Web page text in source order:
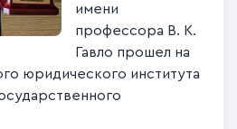
имени
профессора В. К.
Гавло прошел на
юридического института